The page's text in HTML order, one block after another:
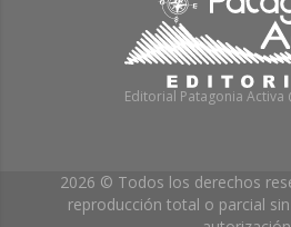
Editorial Patagonia Activa
2026 © Todos los derechos
reproducción total o parcial